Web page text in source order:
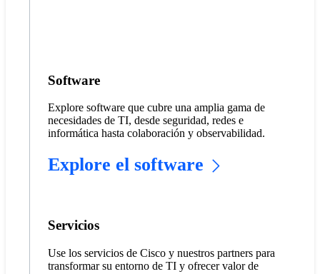
Software
Explore software que cubre una amplia gama de
necesidades de TI, desde seguridad, redes e
informática hasta colaboración y observabilidad.
Explore el software
Servicios
Use los servicios de Cisco y nuestros partners para
transformar su entorno de TI y ofrecer valor de